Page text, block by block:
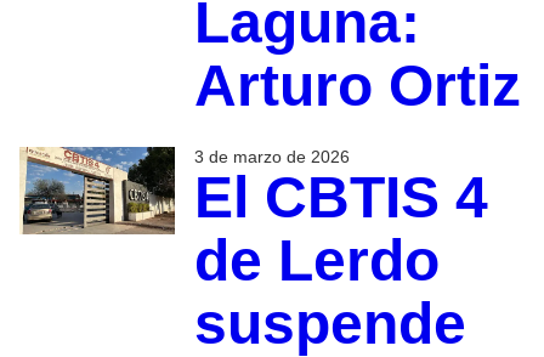
Laguna:
Arturo Ortiz
3 de marzo de 2026
El CBTIS 4
de Lerdo
suspende